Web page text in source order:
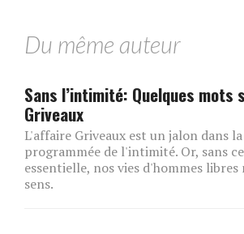
Du même auteur
Sans l’intimité: Quelques mots
Griveaux
L'affaire Griveaux est un jalon dans
programmée de l'intimité. Or, sans
essentielle, nos vies d'hommes
sens.